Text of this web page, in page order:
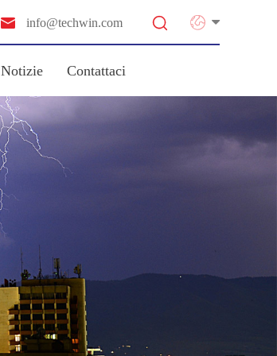
 info@techwin.com 
Notizie Contattaci